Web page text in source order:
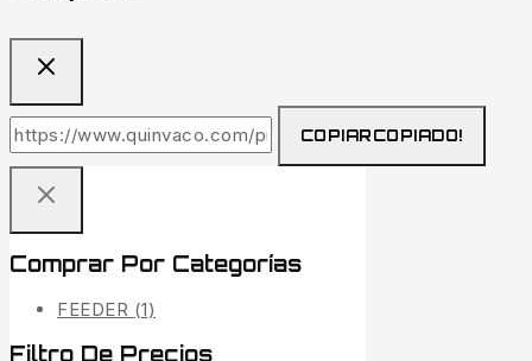
COPIARCOPIADO!
Comprar Por Categorías
FEEDER (1)
Filtro De Precios